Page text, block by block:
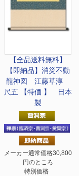
【全品送料無料】
【即納品】消災不動
龍神図 江藤草淳
尺五 【特価 】 日本
製
メーカー通常価格30,800
円のところ
特別価格